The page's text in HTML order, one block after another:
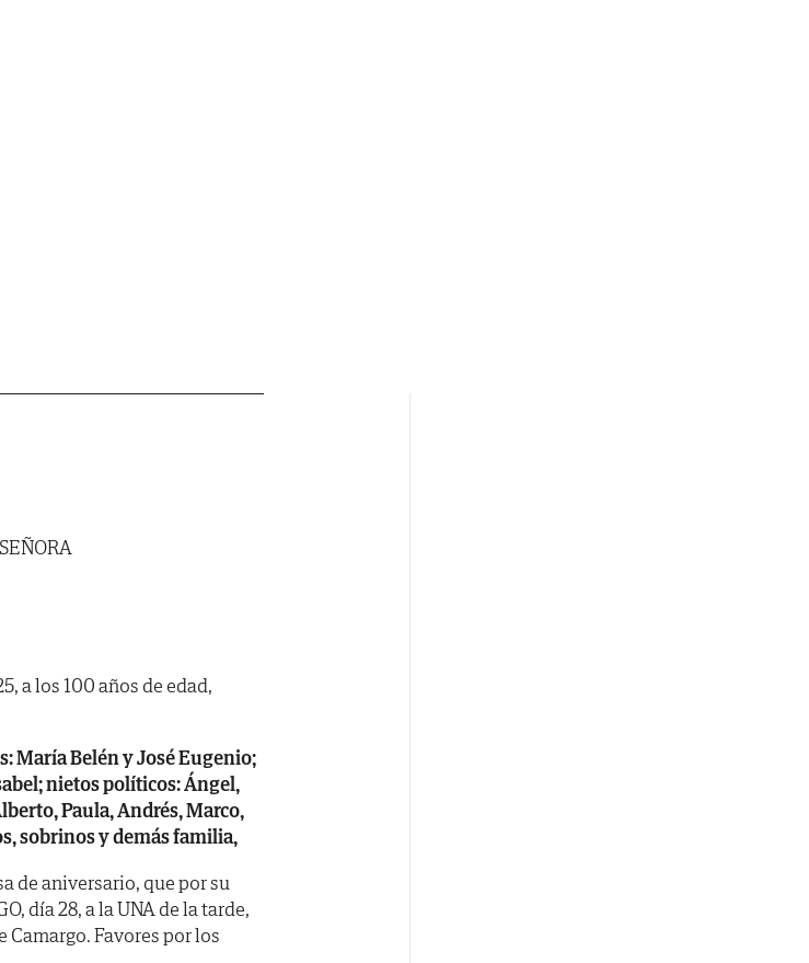
a los 100 años de edad,
María Belén y José Eugenio;
nietos políticos: Ángel,
Paula, Andrés, Marco,
sobrinos y demás familia,
de aniversario, que por su
día 28, a la UNA de la tarde,
Favores por los